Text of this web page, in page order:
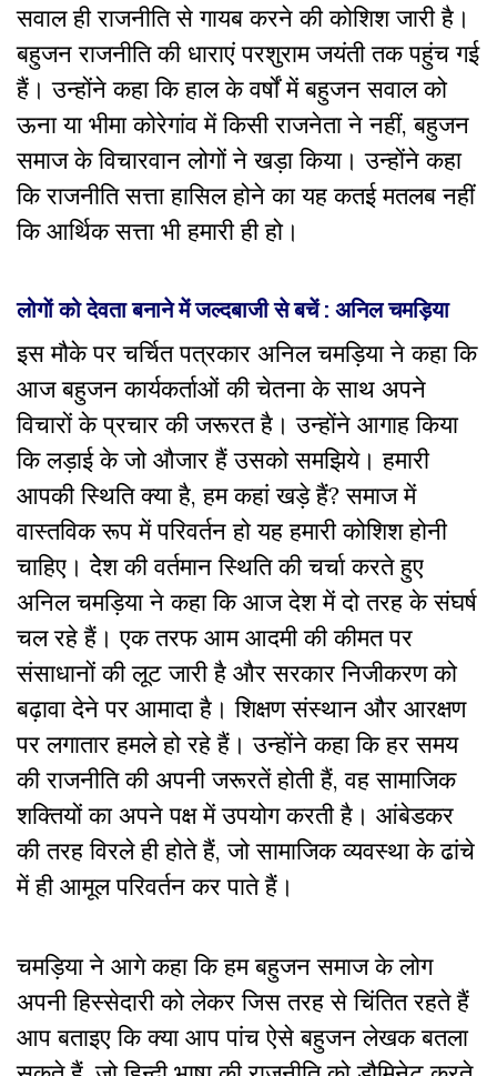
सवाल ही राजनीति से गायब करने की कोशिश जारी है।
बहुजन राजनीति की धाराएं परशुराम जयंती तक पहुंच गई
हैं। उन्होंने कहा कि हाल के वर्षों में बहुजन सवाल को
ऊना या भीमा कोरेगांव में किसी राजनेता ने नहीं, बहुजन
समाज के विचारवान लोगों ने खड़ा किया। उन्होंने कहा
कि राजनीति सत्ता हासिल होने का यह कतई मतलब नहीं
कि आर्थिक सत्ता भी हमारी ही हो।
लोगाें को देवता बनाने में जल्दबाजी से बचें : अनिल चमड़िया
इस मौके पर चर्चित पत्रकार अनिल चमड़िया ने कहा कि
आज बहुजन कार्यकर्ताओं की चेतना के साथ अपने
विचारों के प्रचार की जरूरत है। उन्होंने आगाह किया
कि लड़ाई के जो औजार हैं उसको समझिये। हमारी
आपकी स्थिति क्या है, हम कहां खड़े हैं? समाज में
वास्तविक रूप में परिवर्तन हो यह हमारी कोशिश होनी
चाहिए। देेश की वर्तमान स्थिति की चर्चा करते हुए
अनिल चमड़िया ने कहा कि आज देश में दो तरह के संघर्ष
चल रहे हैं। एक तरफ आम आदमी की कीमत पर
संसाधानों की लूट जारी है और सरकार निजीकरण को
बढ़ावा देने पर आमादा है। शिक्षण संस्थान और आरक्षण
पर लगातार हमले हो रहे हैं। उन्होंने कहा कि हर समय
की राजनीति की अपनी जरूरतें होती हैं, वह सामाजिक
शक्तियों का अपने पक्ष में उपयोग करती है। आंबेडकर
की तरह विरले ही होते हैं, जो सामाजिक व्यवस्था के ढांचे
में ही आमूल परिवर्तन कर पाते हैं।
चमड़िया ने आगे कहा कि हम बहुजन समाज के लोग
अपनी हिस्सेदारी को लेकर जिस तरह से चिंतित रहते हैं
आप बताइए कि क्या आप पांच ऐसे बहुजन लेखक बतला